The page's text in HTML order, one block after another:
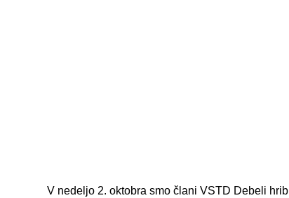
V nedeljo 2. oktobra smo člani VSTD Debeli hrib